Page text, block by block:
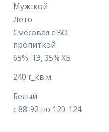
Мужской
Лето
Смесовая с ВО
пропиткой
65% ПЭ, 35% ХБ
240 г_кв.м
Белый
с 88-92 по 120-124